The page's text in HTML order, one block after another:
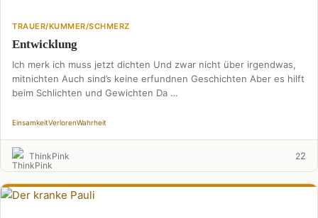
TRAUER/KUMMER/SCHMERZ
Entwicklung
Ich merk ich muss jetzt dichten Und zwar nicht über irgendwas,
mitnichten Auch sind’s keine erfundnen Geschichten Aber es hilft
beim Schlichten und Gewichten Da …
EinsamkeitVerlorenWahrheit
ThinkPink 22